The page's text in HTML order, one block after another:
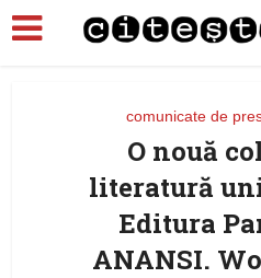
comunicate de
O nouă
literatură
Editura
ANANSI.